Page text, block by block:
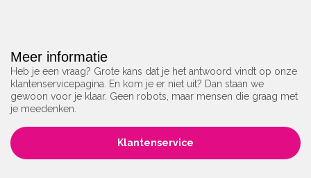
Meer informatie
Heb je een vraag? Grote kans dat je het antwoord vindt op onze
klantenservicepagina. En kom je er niet uit? Dan staan we
gewoon voor je klaar. Geen robots, maar mensen die graag met
je meedenken.
Klantenservice